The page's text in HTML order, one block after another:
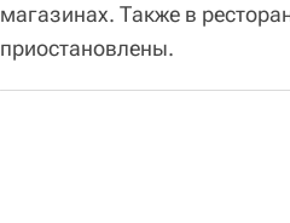
магазинах. Также в
приостановлены.